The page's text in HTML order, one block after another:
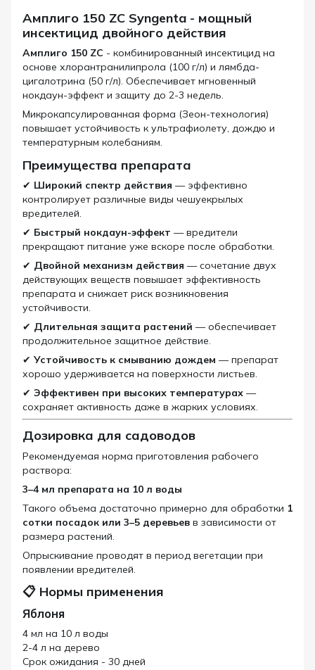
Амплиго 150 ZC Syngenta - мощный
инсектицид двойного действия
Амплиго 150 ZC - комбинированный инсектицид на
основе хлорантранилипрола (100 г/л) и лямбда-
цигалотрина (50 г/л). Обеспечивает мгновенный
нокдаун-эффект и защиту до 2-3 недель.
Микрокапсулированная форма (Зеон-технология)
повышает устойчивость к ультрафиолету, дождю и
температурным колебаниям.
Преимущества препарата
✔ Широкий спектр действия — эффективно
контролирует различные виды чешуекрылых
вредителей.
✔ Быстрый нокдаун-эффект — вредители
прекращают питание уже вскоре после обработки.
✔ Двойной механизм действия — сочетание двух
действующих веществ повышает эффективность
препарата и снижает риск возникновения
устойчивости.
✔ Длительная защита растений — обеспечивает
продолжительное защитное действие.
✔ Устойчивость к смыванию дождем — препарат
хорошо удерживается на поверхности листьев.
✔ Эффективен при высоких температурах —
сохраняет активность даже в жарких условиях.
Дозировка для садоводов
Рекомендуемая норма приготовления рабочего
раствора:
3–4 мл препарата на 10 л воды
Такого объема достаточно примерно для обработки 1
сотки посадок или 3–5 деревьев в зависимости от
размера растений.
Опрыскивание проводят в период вегетации при
появлении вредителей.
📋 Нормы применения
Яблоня
4 мл на 10 л воды
2-4 л на дерево
Срок ожидания - 30 дней